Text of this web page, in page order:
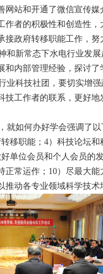
网站和开通了微信宣传
作者的积极性和创造性
接政府转移职能工作，
新常态下水电行业发展
和内部管理经验，探讨
科技社团，要切实增
技工作者的联系，更好
如何办好学会强调了
移职能；4）科技论坛
单位会员和个人会员的
正常运作；10）尽最大
推动各专业领域科学技